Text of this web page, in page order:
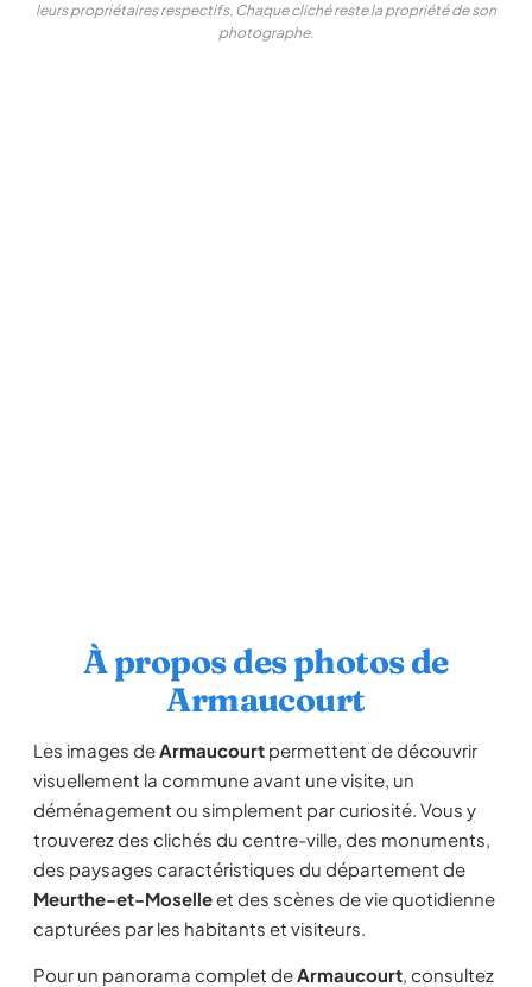
leurs propriétaires respectifs. Chaque cliché reste la propriété de son
photographe.
À propos des photos de
Armaucourt
Les images deArmaucourt permettent de découvrir
visuellement la commune avant une visite, un
déménagement ou simplement par curiosité. Vous y
trouverez des clichés du centre-ville, des monuments,
des paysages caractéristiques du département de
Meurthe-et-Moselleet des scènes de vie quotidienne
capturées par les habitants et visiteurs.
Pour un panorama complet deArmaucourt, consultez